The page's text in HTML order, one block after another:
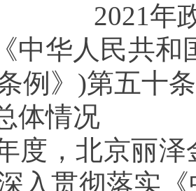
2021年
中华人民共和
例》)第五十
体情况
度，北京丽
入贯彻落实